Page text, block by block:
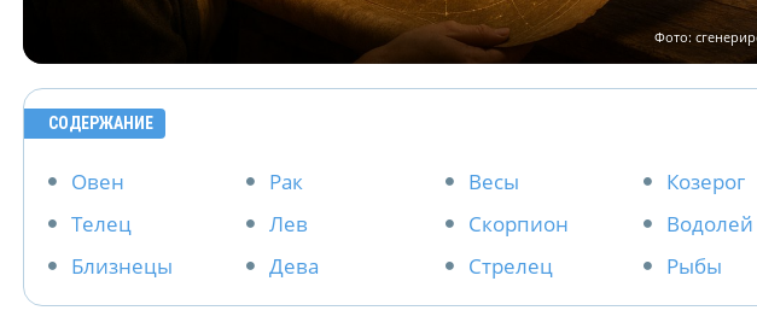
Фото:
СОДЕРЖАНИЕ
Овен
Телец
Близнецы
Рак
Лев
Дева
Весы
Скорпион
Стрелец
Козерог
Водолей
Рыбы